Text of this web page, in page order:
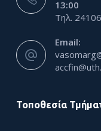
13:00
Τηλ.
Email:
Τοποθεσία